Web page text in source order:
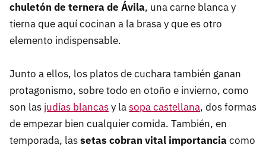
chuletón de ternera de Ávila, una carne blanca y
tierna que aquí cocinan a la brasa y que es otro
elemento indispensable.
Junto a ellos, los platos de cuchara también ganan
protagonismo, sobre todo en otoño e invierno, como
son las judías blancasy lasopa castellana, dos formas
de empezar bien cualquier comida. También, en
temporada, lassetas cobran vital importanciacomo